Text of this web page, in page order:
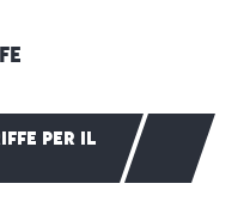
PER IL